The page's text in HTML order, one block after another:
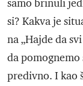
samo brinuli
si? Kakva je
na „Hajde da
da
predivno. I kao